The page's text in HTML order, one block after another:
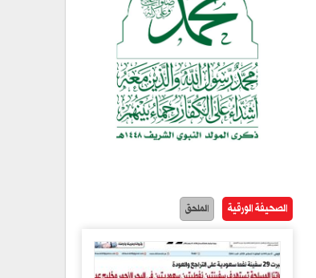
الصحيفة الورقية الملحق